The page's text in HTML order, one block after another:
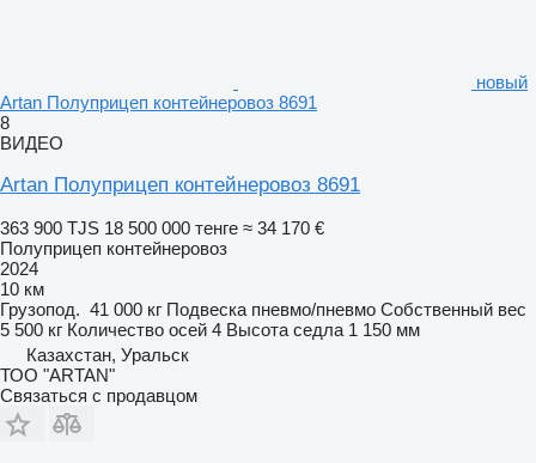
новый
Artan Полуприцеп контейнеровоз 8691
8
ВИДЕО
Artan Полуприцеп контейнеровоз 8691
363 900 TJS 18 500 000 тенге ≈ 34 170 €
Полуприцеп контейнеровоз
2024
10 км
Грузопод. 41 000 кг Подвеска пневмо/пневмо Собственный вес
5 500 кг Количество осей 4 Высота седла 1 150 мм
Казахстан, Уральск
ТОО "ARTAN"
Связаться с продавцом